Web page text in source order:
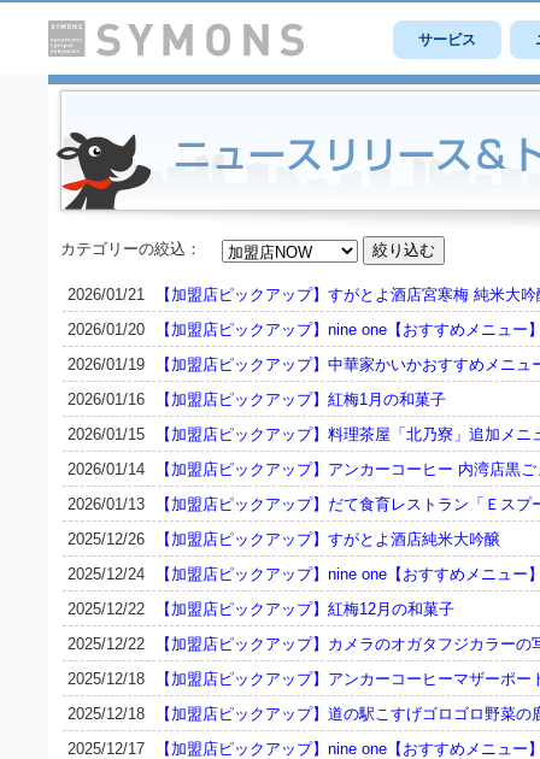
サービス
カテゴリーの絞込：
2026/01/21
【加盟店ピックアップ】すがとよ酒店宮寒梅 純米大吟
2026/01/20
【加盟店ピックアップ】nine one【おすすめメニュー
2026/01/19
【加盟店ピックアップ】中華家かいかおすすめメニュ
2026/01/16
【加盟店ピックアップ】紅梅1月の和菓子
2026/01/15
【加盟店ピックアップ】料理茶屋「北乃寮」追加メニ
2026/01/14
【加盟店ピックアップ】アンカーコーヒー 内湾店黒
2026/01/13
【加盟店ピックアップ】だて食育レストラン「Ｅスプ
2025/12/26
【加盟店ピックアップ】すがとよ酒店純米大吟醸
2025/12/24
【加盟店ピックアップ】nine one【おすすめメニュー
2025/12/22
【加盟店ピックアップ】紅梅12月の和菓子
2025/12/22
【加盟店ピックアップ】カメラのオガタフジカラー
2025/12/18
【加盟店ピックアップ】アンカーコーヒーマザーポ
2025/12/18
【加盟店ピックアップ】道の駅こすげゴロゴロ野菜
2025/12/17
【加盟店ピックアップ】nine one【おすすめメニュー